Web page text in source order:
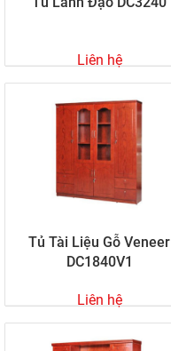
Liên hệ
Tủ Tài Liệu Gỗ Veneer
DC1840V1
Liên hệ